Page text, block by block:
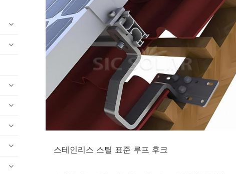
스테인리스 스틸 표준 루프 후크